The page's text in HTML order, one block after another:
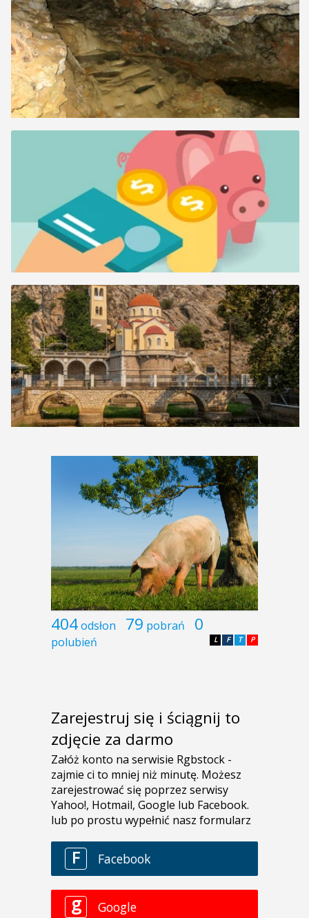
404odsłon 79 pobrań 0
polubień P
T
F
L
Zarejestruj się i ściągnij to
zdjęcie za darmo